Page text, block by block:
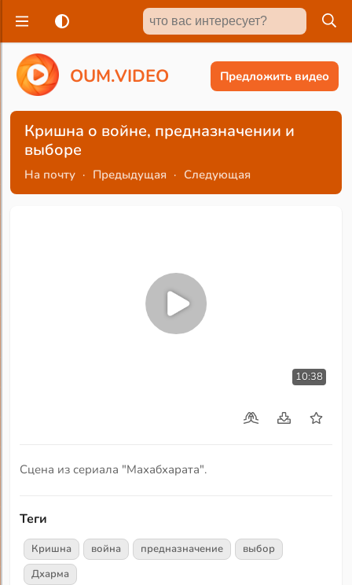
OUM.VIDEO Предложить видео
Кришна о войне, предназначении и
выборе
На почту · Предыдущая · Следующая
10:38
Сцена из сериала "Махабхарата".
Теги
Кришна война предназначение
выбор
Дхарма